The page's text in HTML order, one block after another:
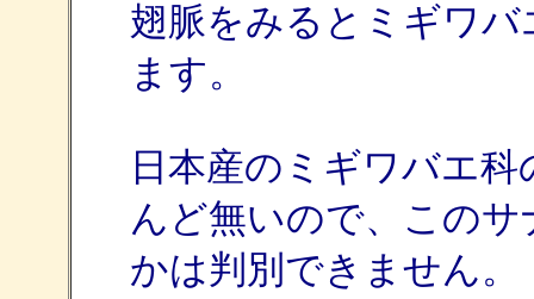
翅脈をみるとミギワ
ます。
日本産のミギワバエ
んど無いので、この
かは判別できません